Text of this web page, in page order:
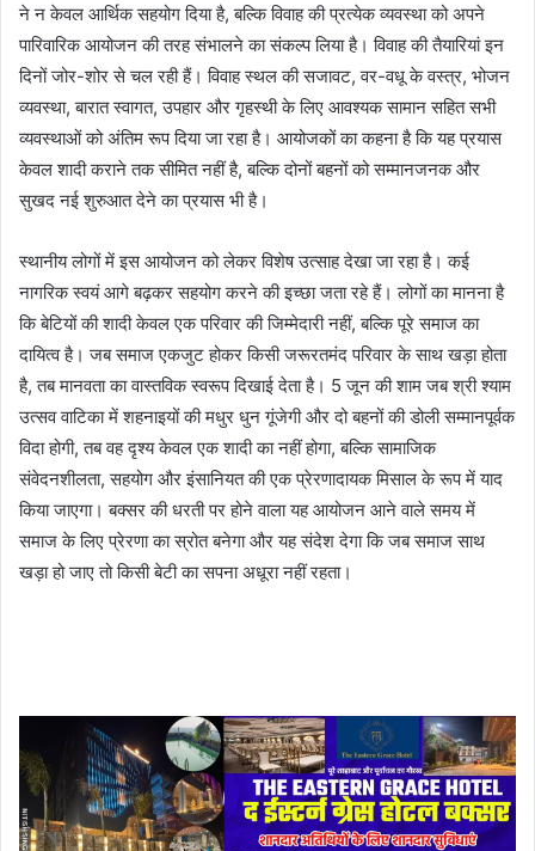
ने न केवल आर्थिक सहयोग दिया है, बल्कि विवाह की प्रत्येक व्यवस्था को अपने
पारिवारिक आयोजन की तरह संभालने का संकल्प लिया है। विवाह की तैयारियां इन
दिनों जोर-शोर से चल रही हैं। विवाह स्थल की सजावट, वर-वधू के वस्त्र, भोजन
व्यवस्था, बारात स्वागत, उपहार और गृहस्थी के लिए आवश्यक सामान सहित सभी
व्यवस्थाओं को अंतिम रूप दिया जा रहा है। आयोजकों का कहना है कि यह प्रयास
केवल शादी कराने तक सीमित नहीं है, बल्कि दोनों बहनों को सम्मानजनक और
सुखद नई शुरुआत देने का प्रयास भी है।
स्थानीय लोगों में इस आयोजन को लेकर विशेष उत्साह देखा जा रहा है। कई
नागरिक स्वयं आगे बढ़कर सहयोग करने की इच्छा जता रहे हैं। लोगों का मानना है
कि बेटियों की शादी केवल एक परिवार की जिम्मेदारी नहीं, बल्कि पूरे समाज का
दायित्व है। जब समाज एकजुट होकर किसी जरूरतमंद परिवार के साथ खड़ा होता
है, तब मानवता का वास्तविक स्वरूप दिखाई देता है। 5 जून की शाम जब श्री श्याम
उत्सव वाटिका में शहनाइयों की मधुर धुन गूंजेगी और दो बहनों की डोली सम्मानपूर्वक
विदा होगी, तब वह दृश्य केवल एक शादी का नहीं होगा, बल्कि सामाजिक
संवेदनशीलता, सहयोग और इंसानियत की एक प्रेरणादायक मिसाल के रूप में याद
किया जाएगा। बक्सर की धरती पर होने वाला यह आयोजन आने वाले समय में
समाज के लिए प्रेरणा का स्रोत बनेगा और यह संदेश देगा कि जब समाज साथ
खड़ा हो जाए तो किसी बेटी का सपना अधूरा नहीं रहता।